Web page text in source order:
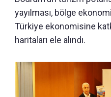
yayılması, bölge
Türkiye ekonomisine
haritaları ele alındı.